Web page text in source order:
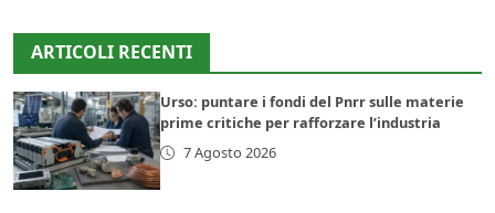
ARTICOLI RECENTI
Urso: puntare i fondi del Pnrr sulle materie
prime critiche per rafforzare l’industria
7 Agosto 2026